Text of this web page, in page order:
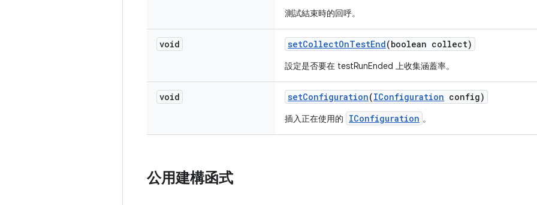
測試結束時的回呼。
void setCollectOnTestEnd(boolean collect)
設定是否要在 testRunEnded 上收集涵蓋率。
void setConfiguration(IConfiguration config)
插入正在使用的 IConfiguration 。
公用建構函式